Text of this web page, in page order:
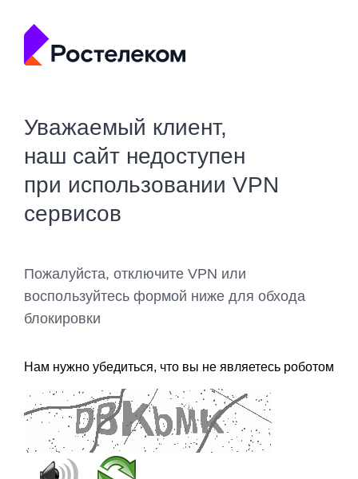
Уважаемый клиент,
наш сайт недоступен
при использовании VPN
сервисов
Пожалуйста, отключите VPN или
воспользуйтесь формой ниже для обхода
блокировки
Нам нужно убедиться, что вы не являетесь роботом